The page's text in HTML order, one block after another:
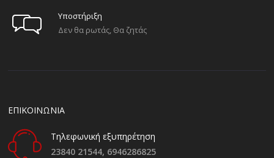
Υποστήριξη
Δεν θα ρωτάς, Θα ζητάς
ΕΠΙΚΟΙΝΩΝΙΑ
Τηλεφωνική εξυπηρέτηση
23840 21544, 6946286825